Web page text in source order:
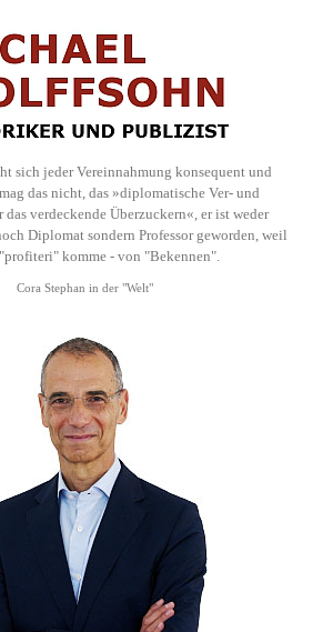
sich jeder Vereinnahmung konsequent und
das nicht, das »diplomatische Ver- und
verdeckende Überzuckern«, er ist weder
Diplomat sondern Professor geworden, weil
komme - von "Bekennen".
Cora Stephan in der "Welt"